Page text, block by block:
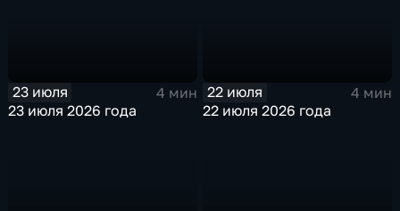
23 июля
4 мин
23 июля 2026 года
22 июля
4 мин
22 июля 2026 года